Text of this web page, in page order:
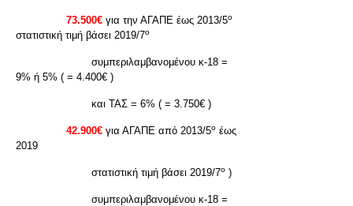
73.500€ για την ΑΓΑΠΕ έως 2013/5ο
στατιστική τιμή βάσει 2019/7ο
συμπεριλαμβανομένου κ-18 =
9% ή 5% ( = 4.400€ )
και ΤΑΣ = 6% ( = 3.750€ )
42.900€ για ΑΓΑΠΕ από 2013/5ο έως
2019
στατιστική τιμή βάσει 2019/7ο )
συμπεριλαμβανομένου κ-18 =